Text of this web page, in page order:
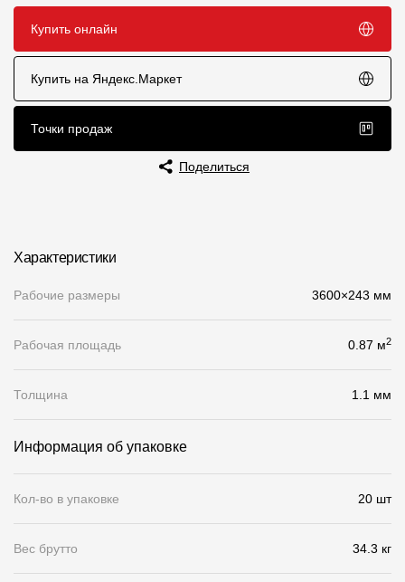
Конструктор
Цены
Компания
Контроль качества кровли
Качество фасадов
Награды
Отправка рекламации
Предложения по сотрудничеству
Вакансии
B2B
Отзывы
Купить онлайн
Купить на Яндекс.Маркет
Точки продаж
Поделиться
Характеристики
Рабочие размеры 3600×243 мм
Рабочая площадь 0.87 м2
Толщина 1.1 мм
Информация об упаковке
Кол-во в упаковке 20 шт
Вес брутто 34.3 кг